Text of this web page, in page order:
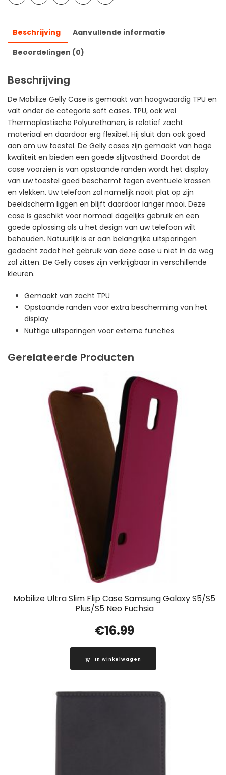
Beschrijving
Aanvullende informatie
Beoordelingen (0)
Beschrijving
De Mobilize Gelly Case is gemaakt van hoogwaardig TPU en
valt onder de categorie soft cases. TPU, ook wel
Thermoplastische Polyurethanen, is relatief zacht
materiaal en daardoor erg flexibel. Hij sluit dan ook goed
aan om uw toestel. De Gelly cases zijn gemaakt van hoge
kwaliteit en bieden een goede slijtvastheid. Doordat de
case voorzien is van opstaande randen wordt het display
van uw toestel goed beschermt tegen eventuele krassen
en vlekken. Uw telefoon zal namelijk nooit plat op zijn
beeldscherm liggen en blijft daardoor langer mooi. Deze
case is geschikt voor normaal dagelijks gebruik en een
goede oplossing als u het design van uw telefoon wilt
behouden. Natuurlijk is er aan belangrijke uitsparingen
gedacht zodat het gebruik van deze case u niet in de weg
zal zitten. De Gelly cases zijn verkrijgbaar in verschillende
kleuren.
Gemaakt van zacht TPU
Opstaande randen voor extra bescherming van het
display
Nuttige uitsparingen voor externe functies
Gerelateerde Producten
Mobilize Ultra Slim Flip Case Samsung Galaxy S5/S5
Plus/S5 Neo Fuchsia
€16.99
In winkelwagen